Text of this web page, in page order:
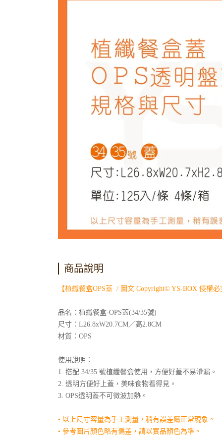
商品說明
【植纖餐盒OPS蓋 / 圖文 Copyright© YS-BOX 侵權必
品名：植纖餐盒-OPS蓋(34/35號)
尺寸：L26.8xW20.7CM／高2.8CM
材質：OPS
使用說明：
1. 搭配 34/35 號植纖餐盒使用，方便好蓋不易滲漏。
2. 透明方便好上蓋，美味食物看得見。
3. OPS透明蓋不可微波加熱。
• 以上尺寸容量為手工測量，稍有誤差屬正常現象。
• 參考圖片顏色略有偏差，請以實品顏色為準。